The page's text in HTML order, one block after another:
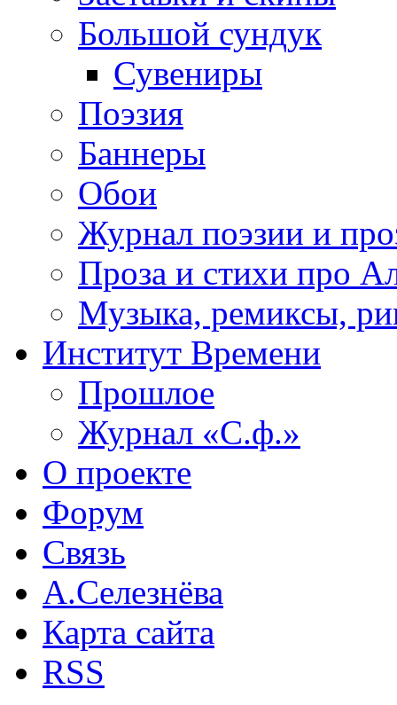
Большой сундук
Сувениры
Поэзия
Баннеры
Обои
Журнал поэзии и
Проза и стихи про
Музыка, ремиксы,
Институт Времени
Прошлое
Журнал «С.ф.»
О проекте
Форум
Связь
А.Селезнёва
Карта сайта
RSS